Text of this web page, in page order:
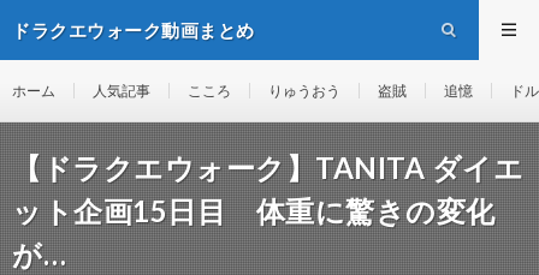
ドラクエウォーク動画まとめ
ホーム 人気記事 こころ りゅうおう 盗賊 追憶 ド
【ドラクエウォーク】TANITA ダイエ
ット企画15日目 体重に驚きの変化
が…